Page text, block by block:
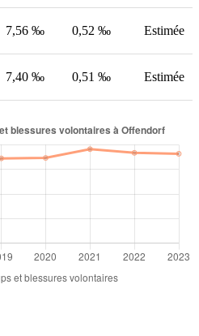
7,56 ‰ 0,52 ‰ Estimée
7,40 ‰ 0,51 ‰ Estimée